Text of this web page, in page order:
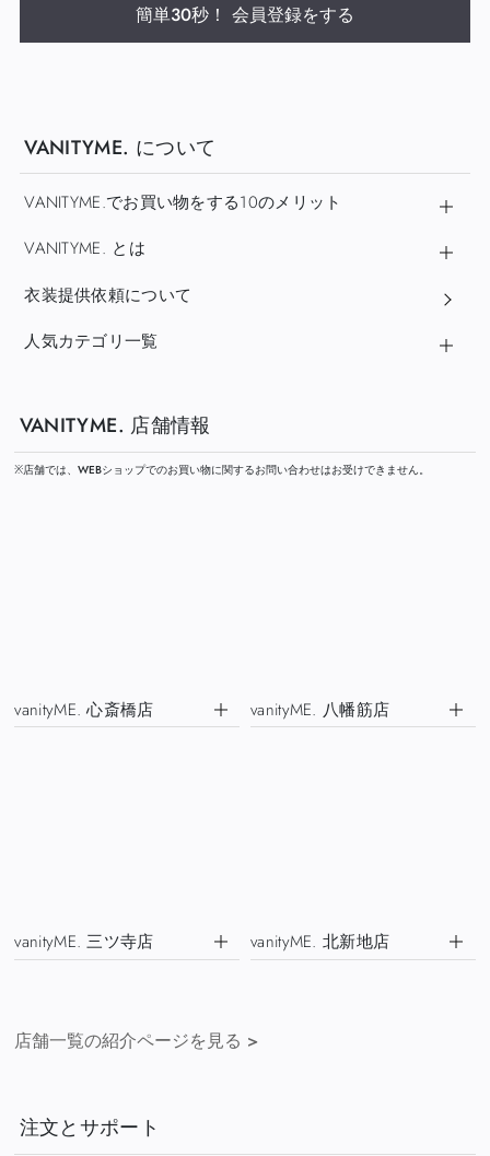
簡単30秒！ 会員登録をする
VANITYME. について
VANITYME.でお買い物をする10のメリット
VANITYME. とは
衣装提供依頼について
人気カテゴリ一覧
VANITYME. 店舗情報
※店舗では、WEBショップでのお買い物に関するお問い合わせはお受けできません。
vanityME. 心斎橋店 vanityME. 八幡筋店
vanityME. 三ツ寺店 vanityME. 北新地店
店舗一覧の紹介ページを見る >
注文とサポート